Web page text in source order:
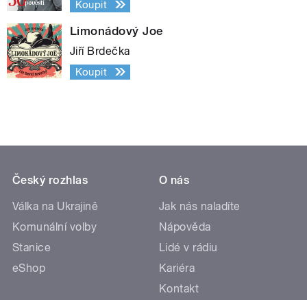
Koupit
Limonádový Joe
Jiří Brdečka
Koupit
Český rozhlas
Válka na Ukrajině
Komunální volby
Stanice
eShop
O nás
Jak nás naladíte
Nápověda
Lidé v rádiu
Kariéra
Kontakt